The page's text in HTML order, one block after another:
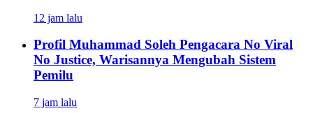
12 jam lalu
Profil Muhammad Soleh Pengacara No Viral
No Justice, Warisannya Mengubah Sistem
Pemilu
7 jam lalu